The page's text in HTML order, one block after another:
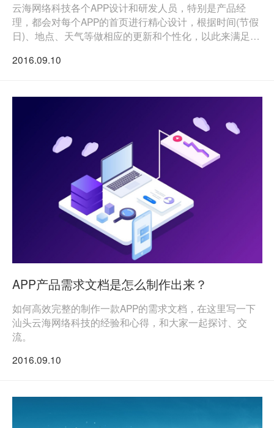
云海网络科技各个APP设计和研发人员，特别是产品经
理，都会对每个APP的首页进行精心设计，根据时间(节假
日)、地点、天气等做相应的更新和个性化，以此来满足更
2016.09.10
APP产品需求文档是怎么制作出来？
如何高效完整的制作一款APP的需求文档，在这里写一下
汕头云海网络科技的经验和心得，和大家一起探讨、交
流。
2016.09.10